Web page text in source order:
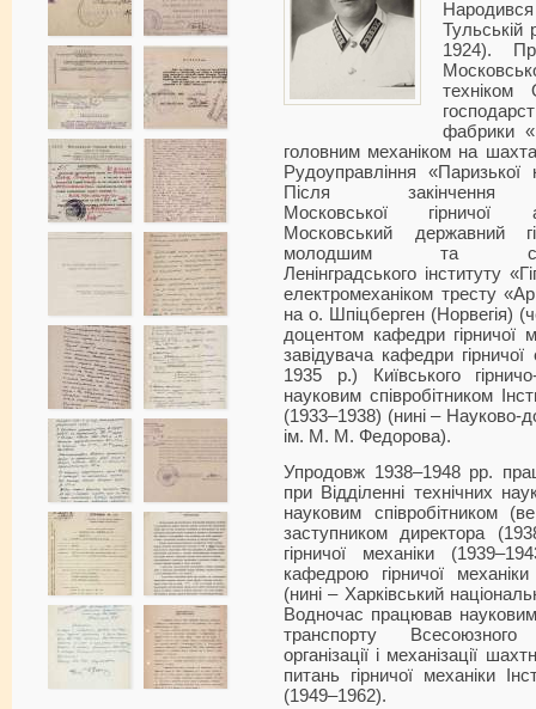
Тульській
1924).
техніком
фабрики
головним механіком на
Рудоуправління
Після закінчення
Московської
Московський державний
молодшим та
Ленінградського інституту
електромеханіком тресту
на о. Шпіцберген (Норвегія)
доцентом кафедри гірничої
завідувача кафедри
1935 р.) Київського
науковим співробітником
(1933–1938) (нині – Науково-
ім. М. М. Федорова).
Упродовж 1938–1948 рр.
при Відділенні технічних
науковим співробітником
заступником директора
гірничої механіки
кафедрою гірничої механіки
(нині – Харківський
Водночас працював
транспорту Всесоюзного
організації і механізації
питань гірничої механіки
(1949–1962).